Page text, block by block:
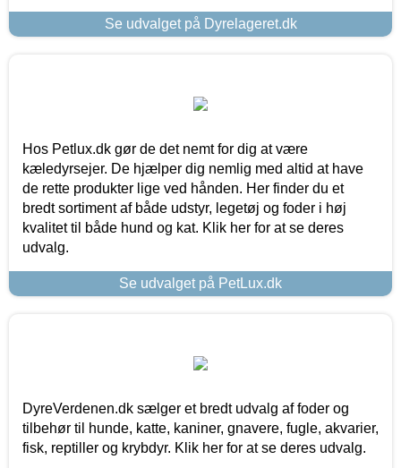
Se udvalget på Dyrelageret.dk
Hos Petlux.dk gør de det nemt for dig at være
kæledyrsejer. De hjælper dig nemlig med altid at have
de rette produkter lige ved hånden. Her finder du et
bredt sortiment af både udstyr, legetøj og foder i høj
kvalitet til både hund og kat. Klik her for at se deres
udvalg.
Se udvalget på PetLux.dk
DyreVerdenen.dk sælger et bredt udvalg af foder og
tilbehør til hunde, katte, kaniner, gnavere, fugle, akvarier,
fisk, reptiller og krybdyr. Klik her for at se deres udvalg.